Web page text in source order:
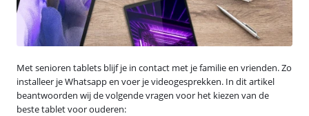
Met senioren tablets blijf je in contact met je familie en vrienden. Zo
installeer je Whatsapp en voer je videogesprekken. In dit artikel
beantwoorden wij de volgende vragen voor het kiezen van de
beste tablet voor ouderen: